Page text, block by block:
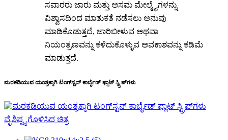
ಸವಾರರು ಜಾರು ಮತ್ತು ಅಸಮ ಮೇಲ್ಮೈಗಳನ್ನು
ವಿಶ್ವಾಸದಿಂದ ಮಾತುಕತೆ ನಡೆಸಲು ಅನುವು
ಮಾಡಿಕೊಡುತ್ತದೆ, ಜಾರಿಬೀಳುವ ಅಥವಾ
ನಿಯಂತ್ರಣವನ್ನು ಕಳೆದುಕೊಳ್ಳುವ ಅವಕಾಶವನ್ನು ಕಡಿಮೆ
ಮಾಡುತ್ತದೆ.
ಮರಕಡಿಯುವ ಯಂತ್ರಕ್ಕಾಗಿ ಟಂಗ್‌ಸ್ಟನ್ ಕಾರ್ಬೈಡ್ ಫ್ಲಾಟ್ ಸ್ಟ್ರಿಪ್‌ಗಳು